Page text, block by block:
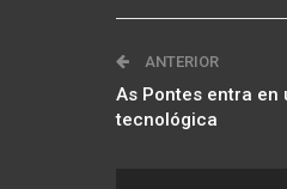
ANTERIOR
As Pontes entra
tecnológica